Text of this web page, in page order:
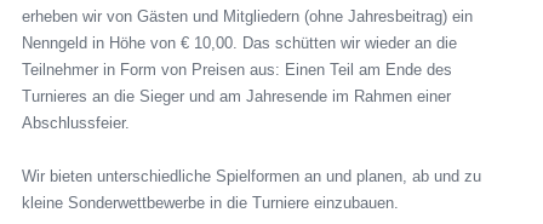
THE LEADING GOLF CLUBS
MITGLIED WERDEN
erheben wir von Gästen und Mitgliedern (ohne Jahresbeitrag) ein
Nenngeld in Höhe von € 10,00. Das schütten wir wieder an die
Teilnehmer in Form von Preisen aus: Einen Teil am Ende des
Turnieres an die Sieger und am Jahresende im Rahmen einer
Abschlussfeier.
Wir bieten unterschiedliche Spielformen an und planen, ab und zu
kleine Sonderwettbewerbe in die Turniere einzubauen.